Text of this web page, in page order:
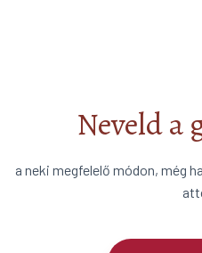
Neveld a
a neki megfelelő módon, még